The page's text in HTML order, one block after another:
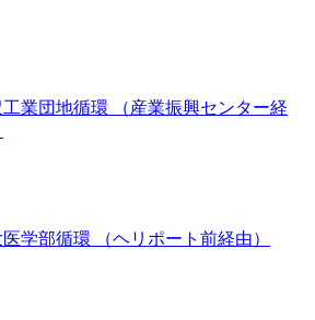
業団地循環 （産業振興センター経
学部循環 （ヘリポート前経由）